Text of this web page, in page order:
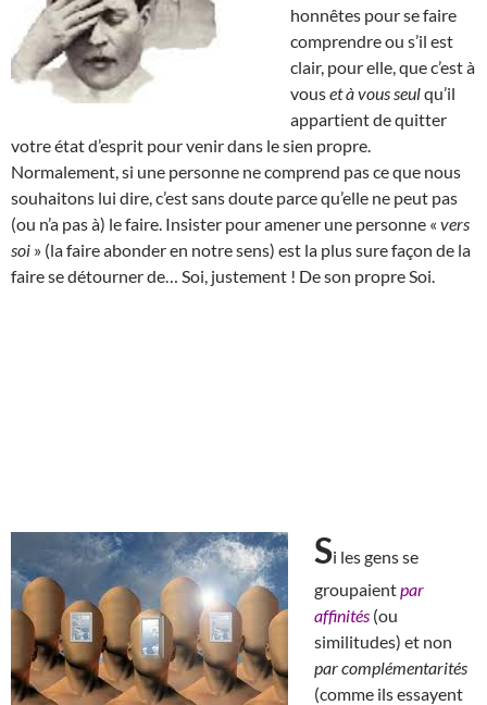
honnêtes pour se faire
comprendre ou s’il est
clair, pour elle, que c’est à
vouset à vous seulqu’il
appartient de quitter
votre état d’esprit pour venir dans le sien propre.
Normalement, si une personne ne comprend pas ce que nous
souhaitons lui dire, c’est sans doute parce qu’elle ne peut pas
(ou n’a pas à) le faire. Insister pour amener une personne « vers
soi » (la faire abonder en notre sens) est la plus sure façon de la
faire se détourner de… Soi, justement ! De son propre Soi.
Si les gens se
groupaientpar
affinités (ou
similitudes) et non
par complémentarités
(comme ils essayent